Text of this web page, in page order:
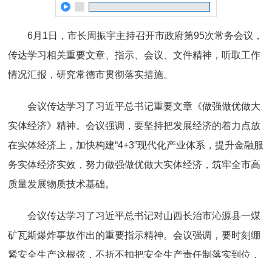
6月1日，市长周振宇主持召开市政府第95次常务会议，
传达学习相关重要文章、指示、会议、文件精神，听取工作
情况汇报，研究常德市贯彻落实措施。
会议传达学习了习近平总书记重要文章《做强做优做大
实体经济》精神。会议强调，要坚持把发展经济的着力点放
在实体经济上，加快构建“4+3”现代化产业体系，提升金融服
务实体经济实效，努力做强做优做大实体经济，筑牢全市高
质量发展物质技术基础。
会议传达学习了习近平总书记对山西长治市沁源县一煤
矿瓦斯爆炸事故作出的重要指示精神。会议强调，要时刻绷
紧安全生产这根弦，不折不扣把安全生产责任制落实到位，